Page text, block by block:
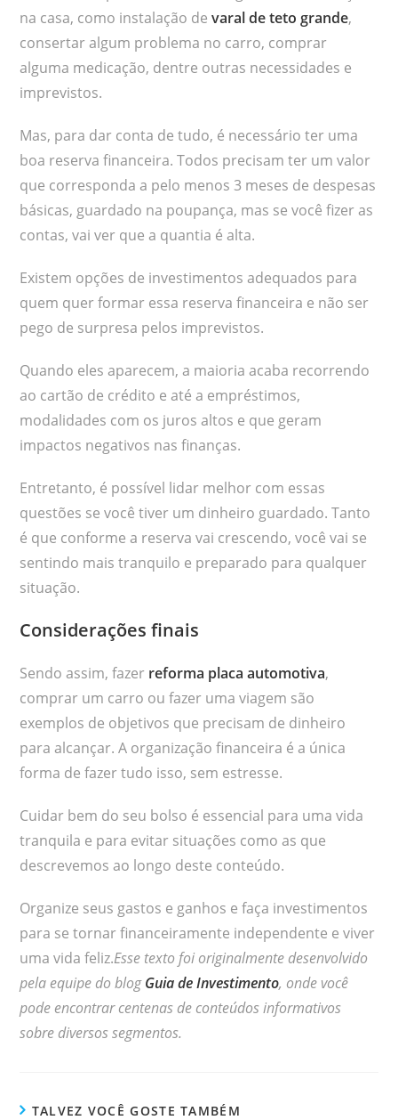
na casa, como instalação devaral de teto grande,
consertar algum problema no carro, comprar
alguma medicação, dentre outras necessidades e
imprevistos.
Mas, para dar conta de tudo, é necessário ter uma
boa reserva financeira. Todos precisam ter um valor
que corresponda a pelo menos 3 meses de despesas
básicas, guardado na poupança, mas se você fizer as
contas, vai ver que a quantia é alta.
Existem opções de investimentos adequados para
quem quer formar essa reserva financeira e não ser
pego de surpresa pelos imprevistos.
Quando eles aparecem, a maioria acaba recorrendo
ao cartão de crédito e até a empréstimos,
modalidades com os juros altos e que geram
impactos negativos nas finanças.
Entretanto, é possível lidar melhor com essas
questões se você tiver um dinheiro guardado. Tanto
é que conforme a reserva vai crescendo, você vai se
sentindo mais tranquilo e preparado para qualquer
situação.
Considerações finais
Sendo assim, fazer reforma placa automotiva,
comprar um carro ou fazer uma viagem são
exemplos de objetivos que precisam de dinheiro
para alcançar. A organização financeira é a única
forma de fazer tudo isso, sem estresse.
Cuidar bem do seu bolso é essencial para uma vida
tranquila e para evitar situações como as que
descrevemos ao longo deste conteúdo.
Organize seus gastos e ganhos e faça investimentos
para se tornar financeiramente independente e viver
uma vida feliz.Esse texto foi originalmente desenvolvido
pela equipe do blogGuia de Investimento, onde você
pode encontrar centenas de conteúdos informativos
sobre diversos segmentos.
TALVEZ VOCÊ GOSTE TAMBÉM